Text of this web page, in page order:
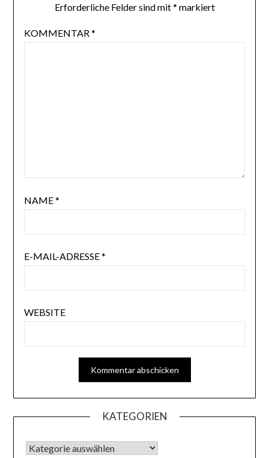
Erforderliche Felder sind mit* markiert
KOMMENTAR*
NAME*
E-MAIL-ADRESSE*
WEBSITE
KATEGORIEN
KATEGORIEN